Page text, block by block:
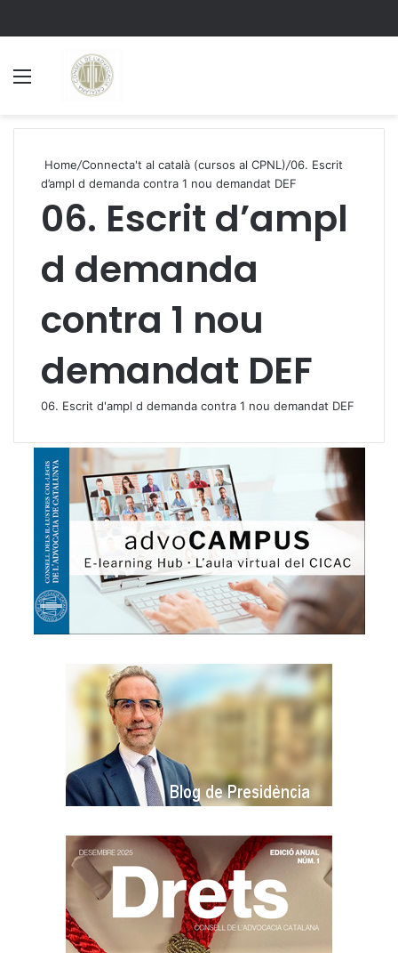
Home/Connecta't al català (cursos al CPNL)/06. Escrit
d’ampl d demanda contra 1 nou demandat DEF
06. Escrit d’ampl
d demanda
contra 1 nou
demandat DEF
06. Escrit d'ampl d demanda contra 1 nou demandat DEF